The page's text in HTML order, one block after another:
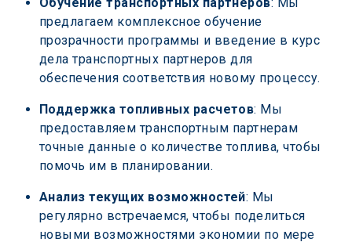
предлагаем комплексное обучение
прозрачности программы и введение в курс
дела транспортных партнеров для
обеспечения соответствия новому процессу.
Поддержка топливных расчетов: Мы
предоставляем транспортным партнерам
точные данные о количестве топлива, чтобы
помочь им в планировании.
Анализ текущих возможностей: Мы
регулярно встречаемся, чтобы поделиться
новыми возможностями экономии по мере